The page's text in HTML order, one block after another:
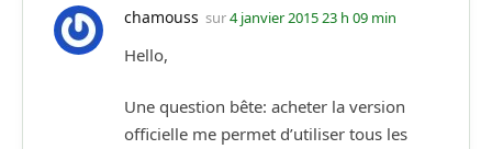
chamouss sur4 janvier 2015 23 h 09 min
Hello,
Une question bête: acheter la version
officielle me permet d’utiliser tous les